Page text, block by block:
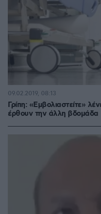
Γρίπη: «Εμβολιαστείτε»
έρθουν την άλλη βδομάδα
09.02.2019, 08:13